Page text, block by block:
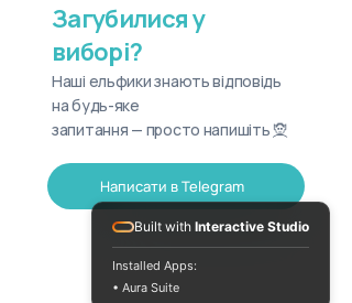
Загубилися у
виборі?
Наші ельфики знають відповідь
на будь-яке
запитання — просто напишіть 🧝
Написати в Telegram
Built with Interactive Studio
Installed Apps:
• Aura Suite